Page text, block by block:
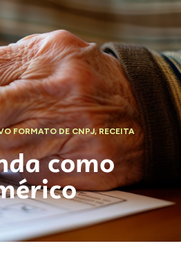
FORMATO DE CNPJ,RECEITA
como